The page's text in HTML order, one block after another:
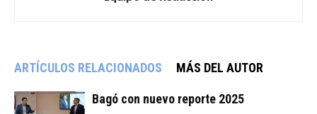
ARTÍCULOS RELACIONADOS MÁS DEL AUTOR
Bagó con nuevo reporte 2025